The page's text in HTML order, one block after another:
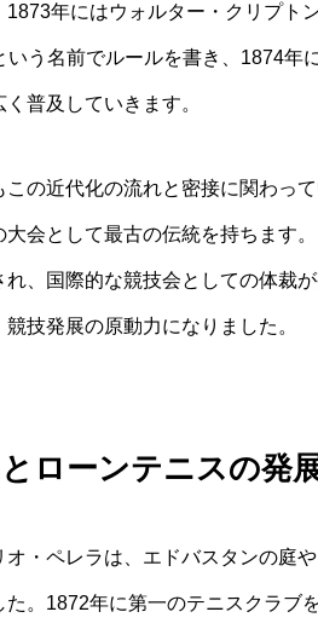
年にはウォルター・クリプト
う名前でルールを書き、1874年
普及していきます。
の近代化の流れと密接に関わっ
会として最古の伝統を持ちます
れ、国際的な競技会としての体裁
技発展の原動力になりました。
ローンテニスの発
・ペレラは、エドバスタンの庭
。1872年に第一のテニスクラブ